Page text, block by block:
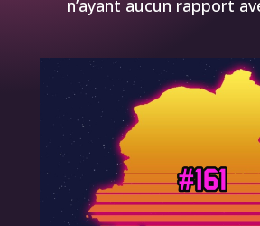
n’ayant aucun rapport